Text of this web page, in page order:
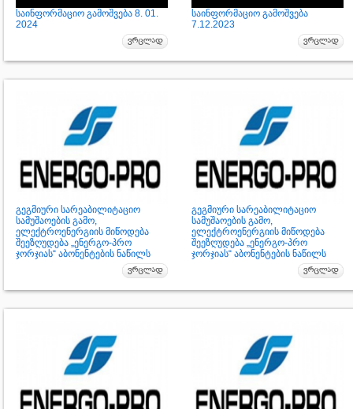
საინფორმაციო გამოშვება 8. 01.
2024
საინფორმაციო გამოშვება
7.12.2023
გეგმიური სარეაბილიტაციო
სამუშაოების გამო,
ელექტროენერგიის მიწოდება
შეეზღუდება „ენერგო-პრო
ჯორჯიას“ აბონენტების ნაწილს
გეგმიური სარეაბილიტაციო
სამუშაოების გამო,
ელექტროენერგიის მიწოდება
შეეზღუდება „ენერგო-პრო
ჯორჯიას“ აბონენტების ნაწილს